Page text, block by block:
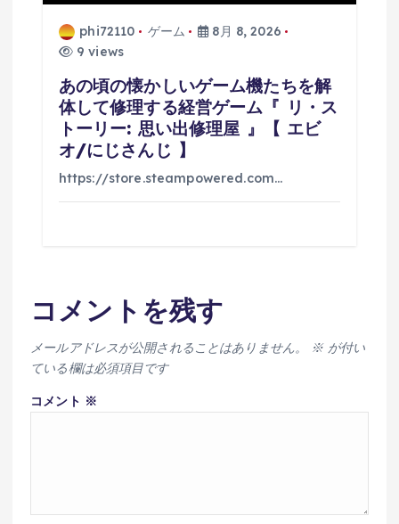
phi72110 ゲーム
8月 8, 2026
9 views
あの頃の懐かしいゲーム機たちを解
体して修理する経営ゲーム『 リ・ス
トーリー: 思い出修理屋 』【 エビ
オ/にじさんじ 】
https://store.steampowered.com…
コメントを残す
メールアドレスが公開されることはありません。 ※が付い
ている欄は必須項目です
コメント ※